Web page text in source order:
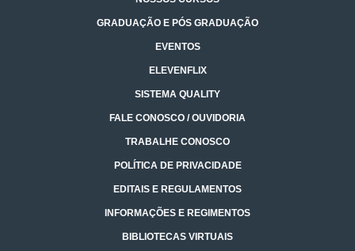
GRADUAÇÃO E PÓS GRADUAÇÃO
EVENTOS
ELEVENFLIX
SISTEMA QUALITY
FALE CONOSCO / OUVIDORIA
TRABALHE CONOSCO
POLÍTICA DE PRIVACIDADE
EDITAIS E REGULAMENTOS
INFORMAÇÕES E REGIMENTOS
BIBLIOTECAS VIRTUAIS